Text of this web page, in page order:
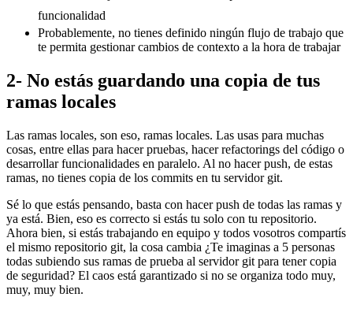
funcionalidad
Probablemente, no tienes definido ningún flujo de trabajo que
te permita gestionar cambios de contexto a la hora de trabajar
2- No estás guardando una copia de tus
ramas locales
Las ramas locales, son eso, ramas locales. Las usas para muchas
cosas, entre ellas para hacer pruebas, hacer refactorings del código o
desarrollar funcionalidades en paralelo. Al no hacer push, de estas
ramas, no tienes copia de los commits en tu servidor git.
Sé lo que estás pensando, basta con hacer push de todas las ramas y
ya está. Bien, eso es correcto si estás tu solo con tu repositorio.
Ahora bien, si estás trabajando en equipo y todos vosotros compartís
el mismo repositorio git, la cosa cambia ¿Te imaginas a 5 personas
todas subiendo sus ramas de prueba al servidor git para tener copia
de seguridad? El caos está garantizado si no se organiza todo muy,
muy, muy bien.